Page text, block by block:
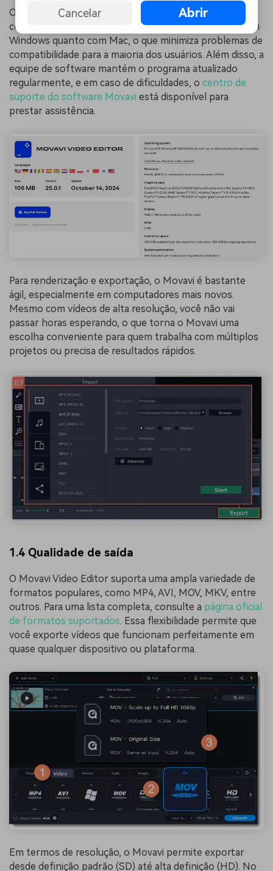
O Movavi Video Editor geralmente funciona bem em
computadores modernos, sendo compatível tanto com
Windows quanto com Mac, o que minimiza problemas de
compatibilidade para a maioria dos usuários. Além disso, a
equipe de software mantém o programa atualizado
regularmente, e em caso de dificuldades, o centro de
suporte do software Movavi está disponível para
prestar assistência.
Para renderização e exportação, o Movavi é bastante
ágil, especialmente em computadores mais novos.
Mesmo com vídeos de alta resolução, você não vai
passar horas esperando, o que torna o Movavi uma
escolha conveniente para quem trabalha com múltiplos
projetos ou precisa de resultados rápidos.
1.4 Qualidade de saída
O Movavi Video Editor suporta uma ampla variedade de
formatos populares, como MP4, AVI, MOV, MKV, entre
outros. Para uma lista completa, consulte a página oficial
de formatos suportados. Essa flexibilidade permite que
você exporte vídeos que funcionam perfeitamente em
quase qualquer dispositivo ou plataforma.
Em termos de resolução, o Movavi permite exportar
desde definição padrão (SD) até alta definição (HD). No
Cancelar Abrir